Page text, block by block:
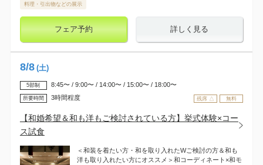
料理・引出物などの展示
フェア予約 詳しく見る
8/8 (土)
残席 △ 無料
5部制 8:45〜 / 9:00〜 / 14:00〜 / 15:00〜 / 18:00〜
所要時間 3時間程度
【和婚希望＆和も洋もご検討されている方】挙式体験×コー
ス試食
＜和装を着たい方・和を取り入れたWご検討の方＆和も
洋も取り入れたい方にオススメ＞和コーディネート×和モ